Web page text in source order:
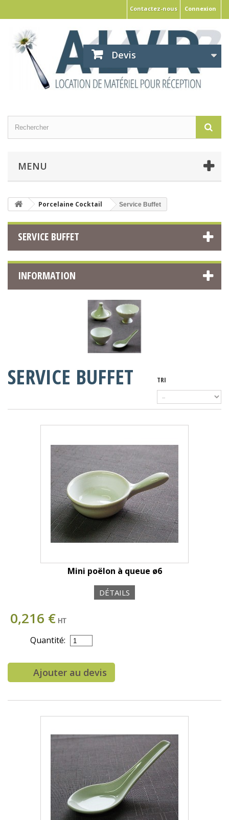
Connexion
Contactez-nous
Devis
MENU
Porcelaine Cocktail Service Buffet
SERVICE BUFFET
INFORMATION
SERVICE BUFFET TRI
Mini poëlon à queue ø6
DÉTAILS
0,216 € HT
Quantité:
Ajouter au devis